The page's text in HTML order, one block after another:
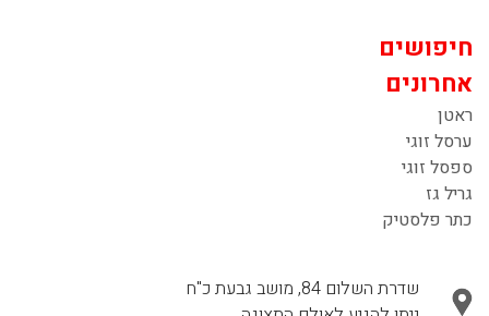
חיפושים
אחרונים
ראטן
ערסל זוגי
ספסל זוגי
גריל גז
כתר פלסטיק
שדרת השלום 84, מושב גבעת כ"ח